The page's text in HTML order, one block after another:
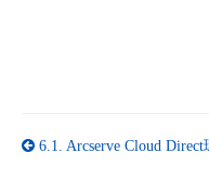
6.1. Arcserve Cloud